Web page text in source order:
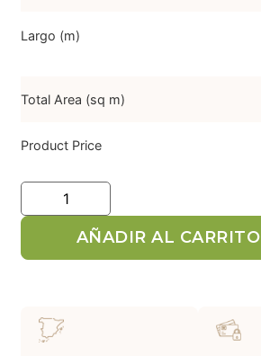
Largo (m)
Total Area (sq m)
Product Price
AÑADIR AL CARRITO